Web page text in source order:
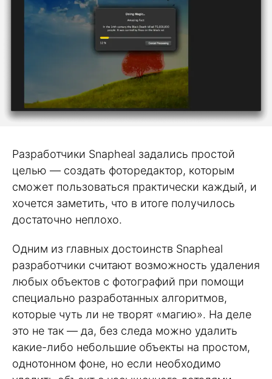
Разработчики Snapheal задались простой
целью — создать фоторедактор, которым
сможет пользоваться практически каждый, и
хочется заметить, что в итоге получилось
достаточно неплохо.
Одним из главных достоинств Snapheal
разработчики считают возможность удаления
любых объектов с фотографий при помощи
специально разработанных алгоритмов,
которые чуть ли не творят «магию». На деле
это не так — да, без следа можно удалить
какие-либо небольшие объекты на простом,
однотонном фоне, но если необходимо